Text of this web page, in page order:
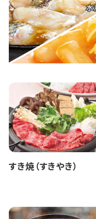
すき焼（すきやき）